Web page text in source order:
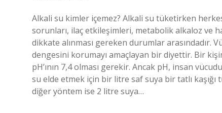
Alkali su kimler içemez? Alkali su tüketirken
sorunları, ilaç etkileşimleri, metabolik alkaloz ve
dikkate alınması gereken durumlar arasındadır.
dengesini korumayı amaçlayan bir diyettir. Bir
pH’ının 7,4 olması gerekir. Ancak pH, insan
su elde etmek için bir litre saf suya bir tatlı
diğer yöntem ise 2 litre suya…